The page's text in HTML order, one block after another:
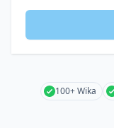
100+ Wika